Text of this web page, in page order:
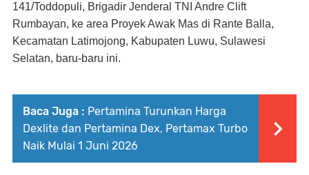
141/Toddopuli, Brigadir Jenderal TNI Andre Clift
Rumbayan, ke area Proyek Awak Mas di Rante Balla,
Kecamatan Latimojong, Kabupaten Luwu, Sulawesi
Selatan, baru-baru ini.
Baca Juga : Pertamina Turunkan Harga
Dexlite dan Pertamina Dex, Pertamax Turbo
Naik Mulai 1 Juni 2026